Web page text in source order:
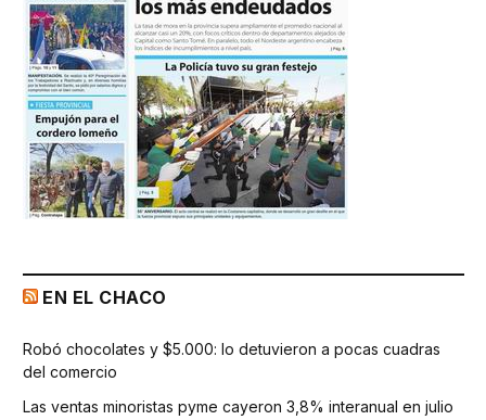
EN EL CHACO
Robó chocolates y $5.000: lo detuvieron a pocas cuadras
del comercio
Las ventas minoristas pyme cayeron 3,8% interanual en julio